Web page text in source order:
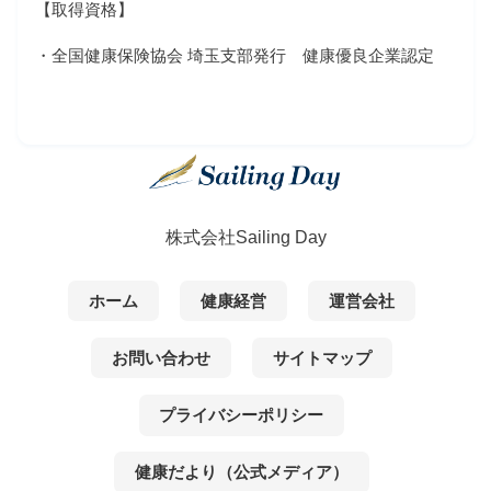
【取得資格】
・全国健康保険協会 埼玉支部発行 健康優良企業認定
株式会社Sailing Day
ホーム 健康経営 運営会社
お問い合わせ サイトマップ
プライバシーポリシー
健康だより（公式メディア）